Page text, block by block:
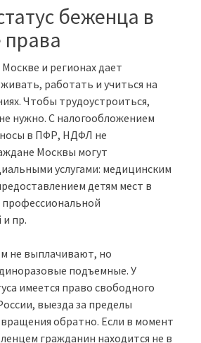
беженца в
и регионах дает
работать и учиться на
Чтобы трудоустроиться,
нужно. С налогообложением
в ПФР, НДФЛ не
Москвы могут
услугами: медицинским
детям мест в
профессиональной
пр.
не выплачивают, но
подъемные. У
имеется право свободного
выезда за пределы
обратно. Если в момент
гражданин находится не в